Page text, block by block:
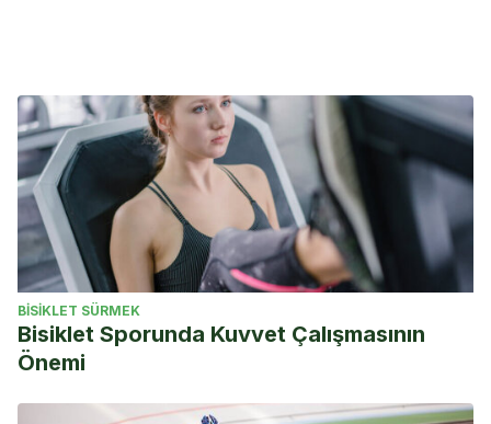
BISIKLET SÜRMEK
Bisiklet Sporunda Kuvvet Çalışmasının
Önemi